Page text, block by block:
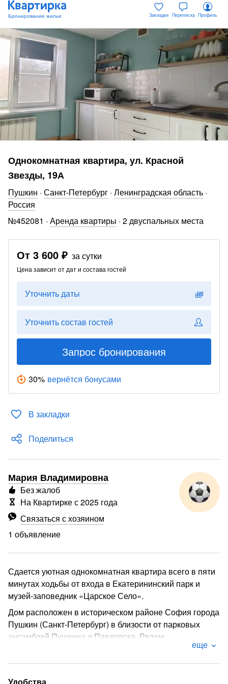
Закладки Переписка Профиль
Однокомнатная квартира, ул. Красной
Звезды, 19А
Пушкин · Санкт-Петербург · Ленинградская область ·
Россия
№452081 · Аренда квартиры · 2 двуспальных места
От 3 600 ₽ за сутки
Цена зависит от дат и состава гостей
Уточнить даты
Уточнить состав гостей
Запрос бронирования
30% вернётся бонусами
В закладки
Поделиться
Мария Владимировна
Связаться с хозяином
1 объявление
Без жалоб
На Квартирке с 2025 года
Сдается уютная однокомнатная квартира всего в пяти
минутах ходьбы от входа в Екатерининский парк и
музей-заповедник «Царское Село».
Дом расположен в историческом районе София города
Пушкин (Санкт-Петербург) в близости от парковых
ансамблей Пушкина и Павловска. Рядом
расположены: Большой Екатерининский дворец,
Александровский парк, институт им. Турнера,
еще